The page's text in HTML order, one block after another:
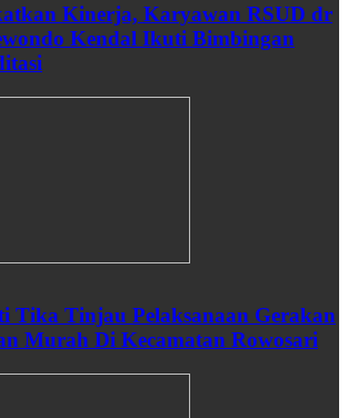
Kinerja, Karyawan RSUD dr
Kendal Ikuti Bimbingan
Tika Tinjau Pelaksanaan Gerakan
Murah Di Kecamatan Rowosari